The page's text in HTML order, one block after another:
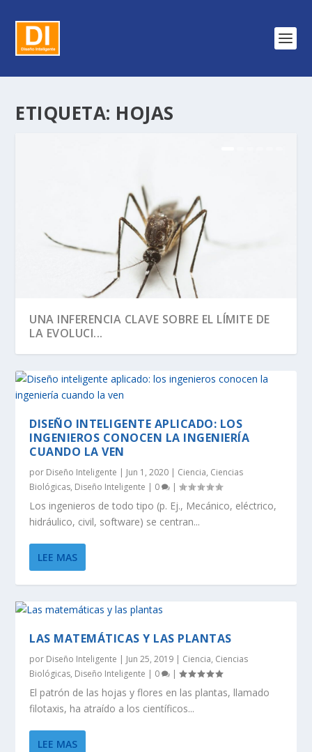
ETIQUETA: HOJAS
UNA INFERENCIA CLAVE SOBRE EL LÍMITE DE
LA EVOLUCI...
SEGÚN RICHARD DAWKINS, EL ÁRBOL DE LA
VIDA TIENE U...
DAWKINS Y EL DÍA DE DARWIN:
DISTINGUIENDO LA REALI...
EVOLUCIÓN DE LA INFORMACIÓN BIOLÓGICA:
LA DEFINICI...
LA VIDA ES LO MÁS ANTINATURAL DEL
UNIVERSO.
¡CREAMOS LA VIDA! EH, ESPERA UN
MOMENTO…
DISEÑO INTELIGENTE APLICADO: LOS
INGENIEROS CONOCEN LA INGENIERÍA
CUANDO LA VEN
por Diseño Inteligente | Jun 1, 2020 | Ciencia, Ciencias
Biológicas, Diseño Inteligente | 0 |
Los ingenieros de todo tipo (p. Ej., Mecánico, eléctrico,
hidráulico, civil, software) se centran...
LEE MAS
LAS MATEMÁTICAS Y LAS PLANTAS
por Diseño Inteligente | Jun 25, 2019 | Ciencia, Ciencias
Biológicas, Diseño Inteligente | 0 |
El patrón de las hojas y flores en las plantas, llamado
filotaxis, ha atraído a los científicos...
LEE MAS